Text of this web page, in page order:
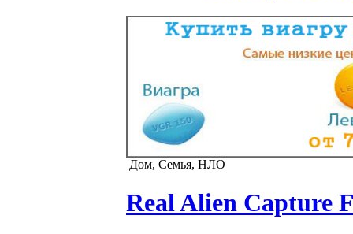
Дом, Семья, НЛО
Real Alien Capture